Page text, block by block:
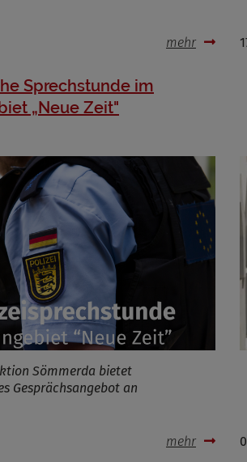
mehr
Sprechstunde im
„Neue Zeit"
Sömmerda bietet
Gesprächsangebot an
mehr